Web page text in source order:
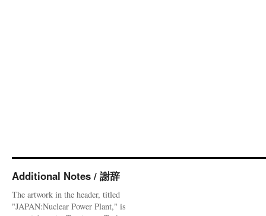
Additional Notes / 謝辞
The artwork in the header, titled
"JAPAN:Nuclear Power Plant," is